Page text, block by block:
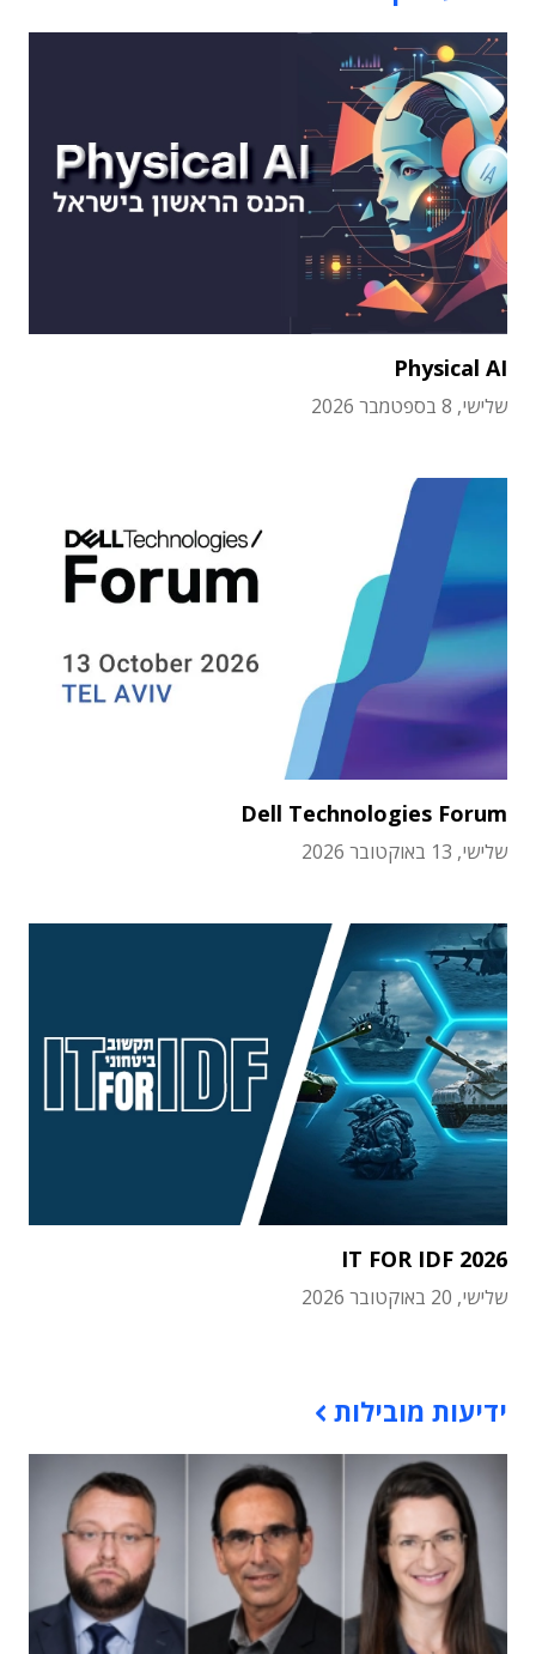
Physical AI
שלישי, 8 בספטמבר 2026
Dell Technologies Forum
שלישי, 13 באוקטובר 2026
IT FOR IDF 2026
שלישי, 20 באוקטובר 2026
ידיעות מובילות